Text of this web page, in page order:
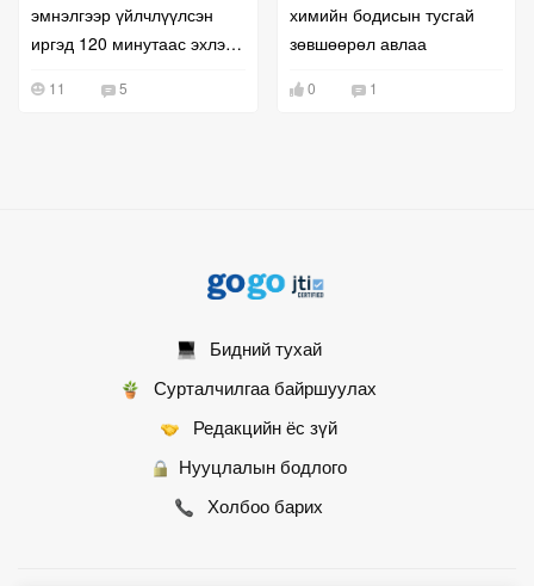
эмнэлгээр үйлчлүүлсэн
иргэд 120 минутаас эхлэн
11 5
химийн бодисын тусгай
зөвшөөрөл авлаа
0 1
Бидний тухай
Сурталчилгаа байршуулах
Редакцийн ёс зүй
Нууцлалын бодлого
Холбоо барих